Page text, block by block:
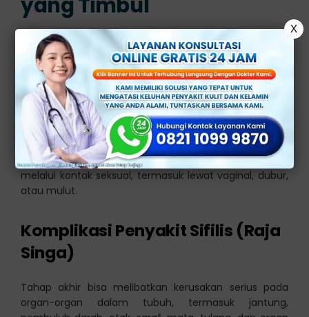
Sifilis adalah infeksi menular seksual yang
penyebabnya berasal dari mikroorganisme berjenis
bakteri dengan nama Treponema pallidum. Penyakit ini
dapat mengakibatkan gejala yang beragam dan
berkembang dalam beberapa tahap yang berbeda.
Sifilis dapat menular melalui kontak langsung dengan
luka terbuka yang disebabkan oleh bakteri, biasanya
melalui kontak seksual, termasuk lewat vaginal, dubur,
atau mulut.
Komplikasi Penyakit Sifilis (Raja
Singa)
Tahap akhir bisa melibatkan kerusakan serius pada
organ-organ dalam tubuh, termasuk jantung,
X